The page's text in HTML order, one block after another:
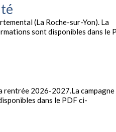
(La Roche-sur-Yon). La
sont disponibles dans le
rentrée 2026-2027.La campagne
dans le PDF ci-